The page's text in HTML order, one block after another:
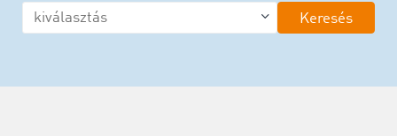
Keresés